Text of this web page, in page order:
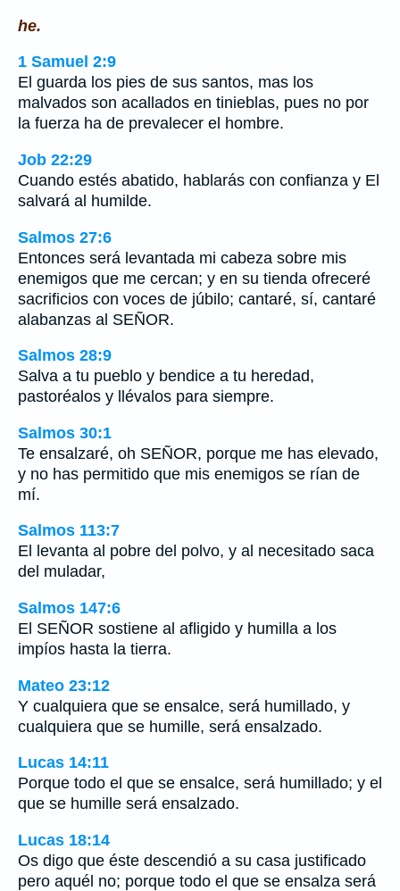
he.
1 Samuel 2:9
El guarda los pies de sus santos, mas los
malvados son acallados en tinieblas, pues no por
la fuerza ha de prevalecer el hombre.
Job 22:29
Cuando estés abatido, hablarás con confianza y El
salvará al humilde.
Salmos 27:6
Entonces será levantada mi cabeza sobre mis
enemigos que me cercan; y en su tienda ofreceré
sacrificios con voces de júbilo; cantaré, sí, cantaré
alabanzas al SEÑOR.
Salmos 28:9
Salva a tu pueblo y bendice a tu heredad,
pastoréalos y llévalos para siempre.
Salmos 30:1
Te ensalzaré, oh SEÑOR, porque me has elevado,
y no has permitido que mis enemigos se rían de
mí.
Salmos 113:7
El levanta al pobre del polvo, y al necesitado saca
del muladar,
Salmos 147:6
El SEÑOR sostiene al afligido y humilla a los
impíos hasta la tierra.
Mateo 23:12
Y cualquiera que se ensalce, será humillado, y
cualquiera que se humille, será ensalzado.
Lucas 14:11
Porque todo el que se ensalce, será humillado; y el
que se humille será ensalzado.
Lucas 18:14
Os digo que éste descendió a su casa justificado
pero aquél no; porque todo el que se ensalza será